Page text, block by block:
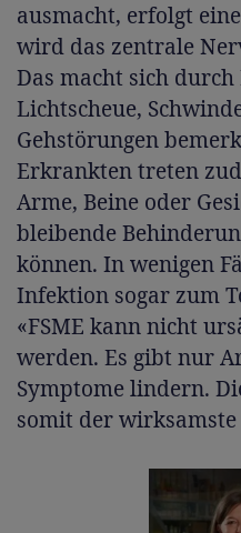
ausmacht, erfolgt
wird das zentrale
Das macht sich
Lichtscheue,
Gehstörungen
Erkrankten treten
Arme, Beine oder
bleibende
können. In wenigen
Infektion sogar zum
«FSME kann nicht
werden. Es gibt nur
Symptome lindern.
somit der wirksamste